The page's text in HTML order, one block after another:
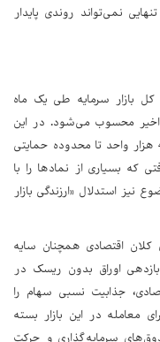
نمی‌تواند روندی پایدار
20 درصدی ارزش کل بازار سرمایه طی یک ماه
اخیر محسوب می‌شود. در این
مدت شاخص کل از سطح چهار میلیون و 400 هزار واحد تا محدوده حمایتی
افتی که بسیاری از نمادها را با
نیز استدلال «ارزندگی بازار
کلان اقتصادی همچنان سایه
بازدهی اوراق بدون ریسک در
جذابیت نسبی سهام را
معامله در این بازار بسته
سرمایه‌گذاری و حرکت